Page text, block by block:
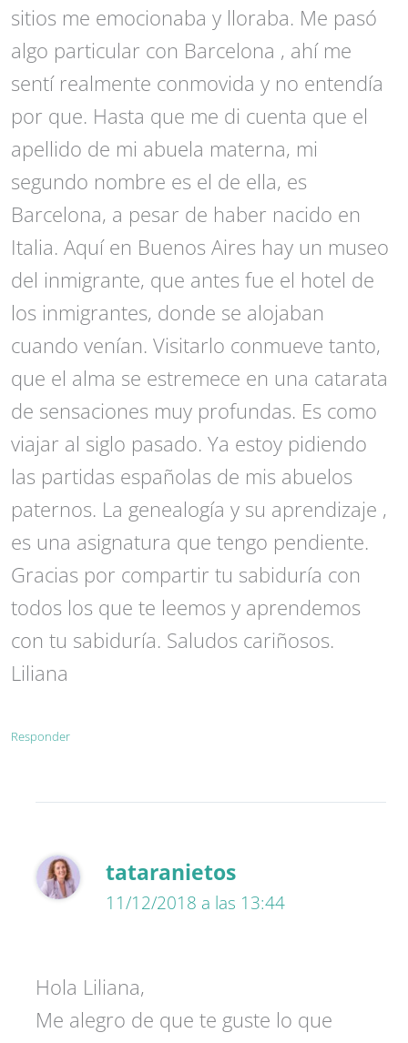
sitios me emocionaba y lloraba. Me pasó
algo particular con Barcelona , ahí me
sentí realmente conmovida y no entendía
por que. Hasta que me di cuenta que el
apellido de mi abuela materna, mi
segundo nombre es el de ella, es
Barcelona, a pesar de haber nacido en
Italia. Aquí en Buenos Aires hay un museo
del inmigrante, que antes fue el hotel de
los inmigrantes, donde se alojaban
cuando venían. Visitarlo conmueve tanto,
que el alma se estremece en una catarata
de sensaciones muy profundas. Es como
viajar al siglo pasado. Ya estoy pidiendo
las partidas españolas de mis abuelos
paternos. La genealogía y su aprendizaje ,
es una asignatura que tengo pendiente.
Gracias por compartir tu sabiduría con
todos los que te leemos y aprendemos
con tu sabiduría. Saludos cariñosos.
Liliana
Responder
tataranietos
11/12/2018 a las 13:44
Hola Liliana,
Me alegro de que te guste lo que